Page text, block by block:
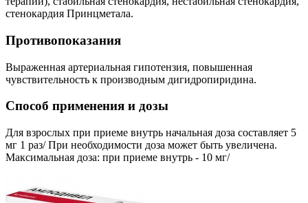
стенокардия Принцметала.
Противопоказания
Выраженная артериальная гипотензия, повышенная
чувствительность к производным дигидропиридина.
Способ применения и дозы
Для взрослых при приеме внутрь начальная доза составляет 5
мг 1 раз/ При необходимости доза может быть увеличена.
Максимальная доза: при приеме внутрь - 10 мг/